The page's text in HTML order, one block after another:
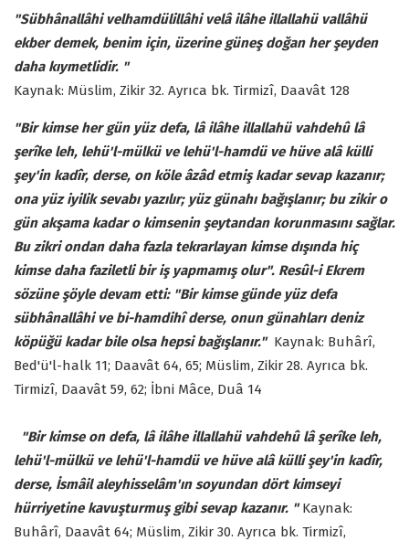
"Sübhânallâhi velhamdülillâhi velâ ilâhe illallahü vallâhü
ekber demek, benim için, üzerine güneş doğan her şeyden
daha kıymetlidir. "
Kaynak: Müslim, Zikir 32. Ayrıca bk. Tirmizî, Daavât 128
"Bir kimse her gün yüz defa, lâ ilâhe illallahü vahdehû lâ
şerîke leh, lehü'l-mülkü ve lehü'l-hamdü ve hüve alâ külli
şey'in kadîr, derse, on köle âzâd etmiş kadar sevap kazanır;
ona yüz iyilik sevabı yazılır; yüz günahı bağışlanır; bu zikir o
gün akşama kadar o kimsenin şeytandan korunmasını sağlar.
Bu zikri ondan daha fazla tekrarlayan kimse dışında hiç
kimse daha faziletli bir iş yapmamış olur". Resûl-i Ekrem
sözüne şöyle devam etti: "Bir kimse günde yüz defa
sübhânallâhi ve bi-hamdihî derse, onun günahları deniz
köpüğü kadar bile olsa hepsi bağışlanır." Kaynak: Buhârî,
Bed'ü'l-halk 11; Daavât 64, 65; Müslim, Zikir 28. Ayrıca bk.
Tirmizî, Daavât 59, 62; İbni Mâce, Duâ 14
"Bir kimse on defa, lâ ilâhe illallahü vahdehû lâ şerîke leh,
lehü'l-mülkü ve lehü'l-hamdü ve hüve alâ külli şey'in kadîr,
derse, İsmâil aleyhisselâm'ın soyundan dört kimseyi
hürriyetine kavuşturmuş gibi sevap kazanır. "Kaynak:
Buhârî, Daavât 64; Müslim, Zikir 30. Ayrıca bk. Tirmizî,